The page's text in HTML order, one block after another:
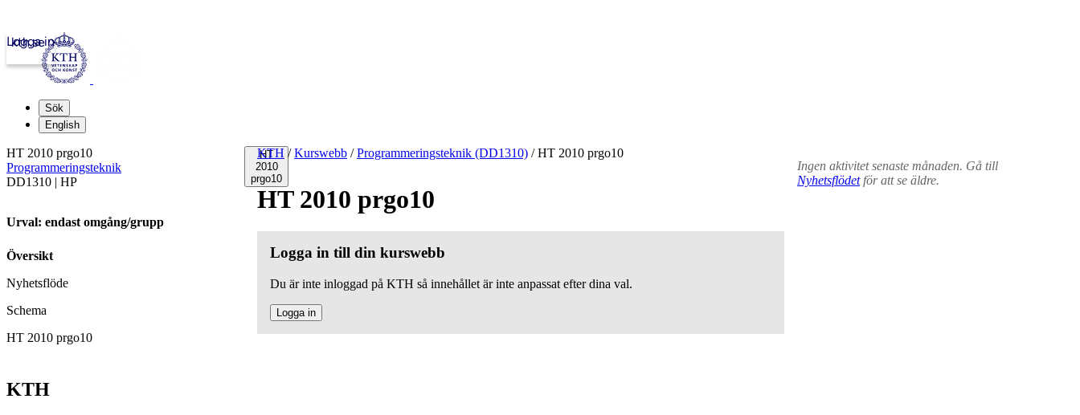
kth.se
Logga in
Sök
English
HT
2010
prgo10
KTH / Kurswebb / Programmeringsteknik (DD1310) /HT 2010 prgo10
HT 2010 prgo10
Logga in till din kurswebb
Du är inte inloggad på KTH så innehållet är inte anpassat efter dina val.
Logga in
Ingen aktivitet senaste månaden. Gå till
Nyhetsflödetför att se äldre.
HT 2010 prgo10
Programmeringsteknik
DD1310 | HP
Urval: endast omgång/grupp
Översikt
Nyhetsflöde
Schema
HT 2010 prgo10
KTH